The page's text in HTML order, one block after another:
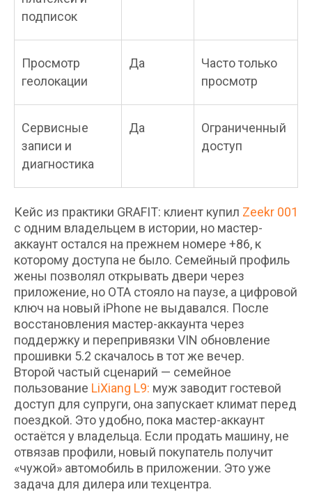
подписок
Просмотр
геолокации
Да
Часто только
просмотр
Сервисные
записи и
диагностика
Да
Ограниченный
доступ
Кейс из практики GRAFIT: клиент купил Zeekr 001
с одним владельцем в истории, но мастер-
аккаунт остался на прежнем номере +86, к
которому доступа не было. Семейный профиль
жены позволял открывать двери через
приложение, но OTA стояло на паузе, а цифровой
ключ на новый iPhone не выдавался. После
восстановления мастер-аккаунта через
поддержку и перепривязки VIN обновление
прошивки 5.2 скачалось в тот же вечер.
Второй частый сценарий — семейное
пользование LiXiang L9: муж заводит гостевой
доступ для супруги, она запускает климат перед
поездкой. Это удобно, пока мастер-аккаунт
остаётся у владельца. Если продать машину, не
отвязав профили, новый покупатель получит
«чужой» автомобиль в приложении. Это уже
задача для дилера или техцентра.